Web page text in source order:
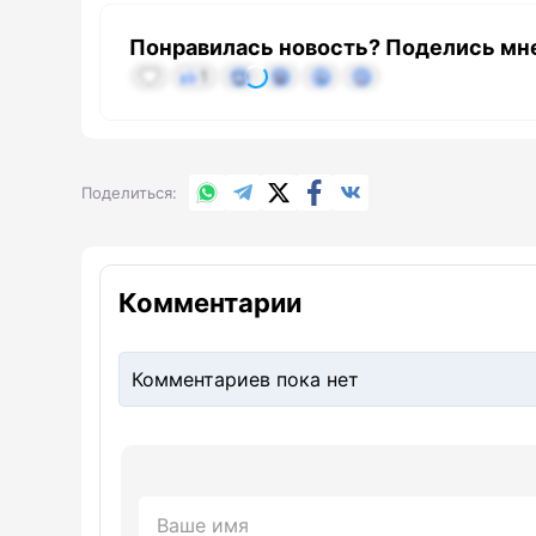
Понравилась новость? Поделись
Поделиться WhatsApp
TelegramX.comFacebook
Комментарии
Комментариев пока нет